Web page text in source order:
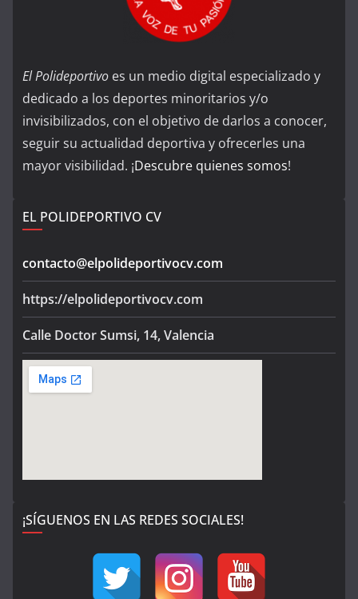
El Polideportivo es un medio digital especializado y
dedicado a los deportes minoritarios y/o
invisibilizados, con el objetivo de darlos a conocer,
seguir su actualidad deportiva y ofrecerles una
mayor visibilidad. ¡Descubre quienes somos!
EL POLIDEPORTIVO CV
contacto@elpolideportivocv.com
https://elpolideportivocv.com
Calle Doctor Sumsi, 14, Valencia
¡SÍGUENOS EN LAS REDES SOCIALES!